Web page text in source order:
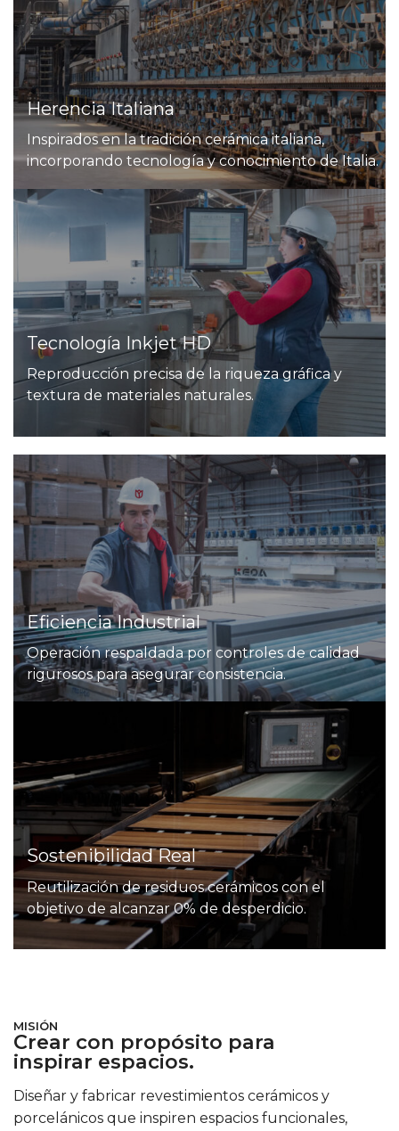
Herencia Italiana
Inspirados en la tradición cerámica italiana,
incorporando tecnología y conocimiento de Italia.
Tecnología Inkjet HD
Reproducción precisa de la riqueza gráfica y
textura de materiales naturales.
Eficiencia Industrial
Operación respaldada por controles de calidad
rigurosos para asegurar consistencia.
Sostenibilidad Real
Reutilización de residuos cerámicos con el
objetivo de alcanzar 0% de desperdicio.
MISIÓN
Crear con propósito para
inspirar espacios.
Diseñar y fabricar revestimientos cerámicos y
porcelánicos que inspiren espacios funcionales,